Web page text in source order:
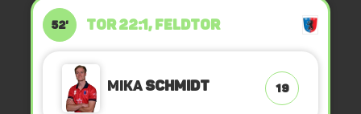
52' TOR 22:1, FELDTOR
MikaSchmidt 19